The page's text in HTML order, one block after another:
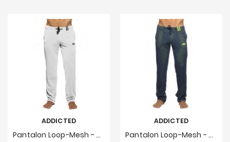
ADDICTED
Pantalon Loop-Mesh - Blanc
ADDICTED
Pantalon Loop-Mesh - Marine